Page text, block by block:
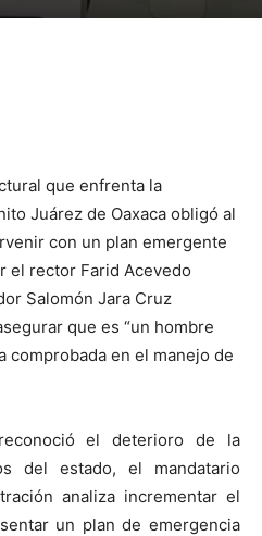
que enfrenta la
Juárez de Oaxaca obligó al
con un plan emergente
el rector Farid Acevedo
Salomón Jara Cruz
que es “un hombre
comprobada en el manejo de
el deterioro de la
del estado, el mandatario
analiza incrementar el
un plan de emergencia